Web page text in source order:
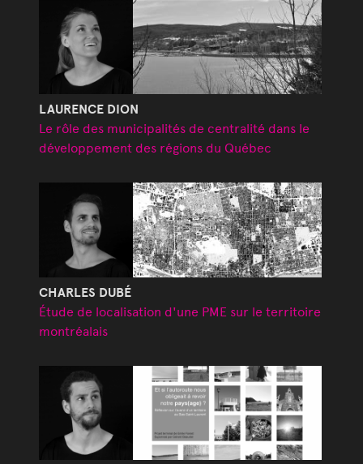
LAURENCE DION
Le rôle des municipalités de centralité dans le
développement des régions du Québec
CHARLES DUBÉ
Étude de localisation d'une PME sur le territoire
montréalais